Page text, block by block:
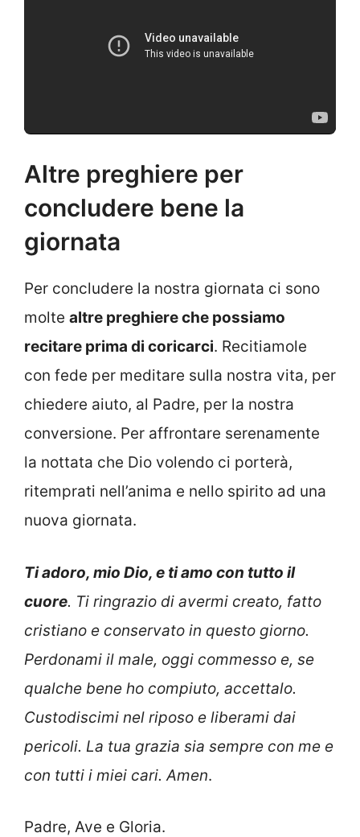
Altre preghiere per
concludere bene la
giornata
Per concludere la nostra giornata ci sono
molte altre preghiere che possiamo
recitare prima di coricarci. Recitiamole
con fede per meditare sulla nostra vita, per
chiedere aiuto, al Padre, per la nostra
conversione. Per affrontare serenamente
la nottata che Dio volendo ci porterà,
ritemprati nell’anima e nello spirito ad una
nuova giornata.
Ti adoro, mio Dio, e ti amo con tutto il
cuore. Ti ringrazio di avermi creato, fatto
cristiano e conservato in questo giorno.
Perdonami il male, oggi commesso e, se
qualche bene ho compiuto, accettalo.
Custodiscimi nel riposo e liberami dai
pericoli. La tua grazia sia sempre con me e
con tutti i miei cari. Amen.
Padre, Ave e Gloria.